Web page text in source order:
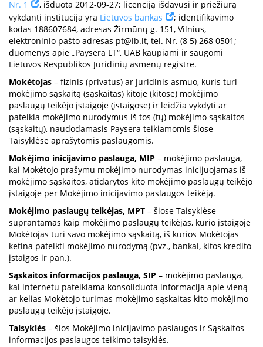
Nr. 1
, išduota 2012-09-27; licenciją išdavusi ir priežiūrą
vykdanti institucija yra Lietuvos bankas
; identifikavimo
kodas 188607684, adresas Žirmūnų g. 151, Vilnius,
elektroninio pašto adresas pt@lb.lt, tel. Nr. (8 5) 268 0501;
duomenys apie „Paysera LT“, UAB kaupiami ir saugomi
Lietuvos Respublikos Juridinių asmenų registre.
Mokėtojas – fizinis (privatus) ar juridinis asmuo, kuris turi
mokėjimo sąskaitą (sąskaitas) kitoje (kitose) mokėjimo
paslaugų teikėjo įstaigoje (įstaigose) ir leidžia vykdyti ar
pateikia mokėjimo nurodymus iš tos (tų) mokėjimo sąskaitos
(sąskaitų), naudodamasis Paysera teikiamomis šiose
Taisyklėse aprašytomis paslaugomis.
Mokėjimo inicijavimo paslauga, MIP – mokėjimo paslauga,
kai Mokėtojo prašymu mokėjimo nurodymas inicijuojamas iš
mokėjimo sąskaitos, atidarytos kito mokėjimo paslaugų teikėjo
įstaigoje per Mokėjimo inicijavimo paslaugos teikėją.
Mokėjimo paslaugų teikėjas, MPT – šiose Taisyklėse
suprantamas kaip mokėjimo paslaugų teikėjas, kurio įstaigoje
Mokėtojas turi savo mokėjimo sąskaitą, iš kurios Mokėtojas
ketina pateikti mokėjimo nurodymą (pvz., bankai, kitos kredito
įstaigos ir pan.).
Sąskaitos informacijos paslauga, SIP – mokėjimo paslauga,
kai internetu pateikiama konsoliduota informacija apie vieną
ar kelias Mokėtojo turimas mokėjimo sąskaitas kito mokėjimo
paslaugų teikėjo įstaigoje.
Taisyklės – šios Mokėjimo inicijavimo paslaugos ir Sąskaitos
informacijos paslaugos teikimo taisyklės.